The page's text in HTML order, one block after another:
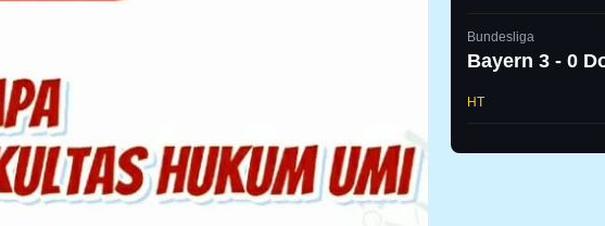
Bundesliga
Bayern 3 - 0
HT